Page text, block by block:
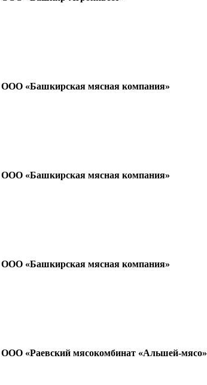
ООО «Башкирская мясная компания»
ООО «Башкирская мясная компания»
ООО «Башкирская мясная компания»
ООО «Раевский мясокомбинат «Альшей-мясо»